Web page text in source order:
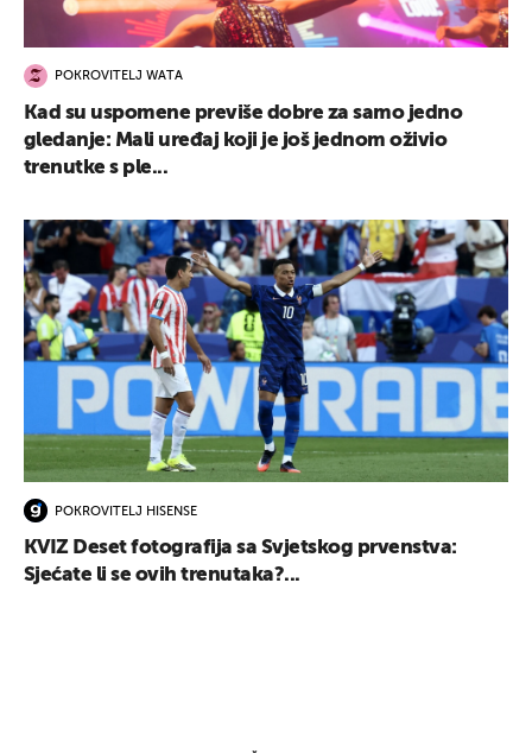
POKROVITELJ WATA
Kad su uspomene previše dobre za samo jedno
gledanje: Mali uređaj koji je još jednom oživio
trenutke s ple...
POKROVITELJ HISENSE
KVIZ Deset fotografija sa Svjetskog prvenstva:
Sjećate li se ovih trenutaka?...